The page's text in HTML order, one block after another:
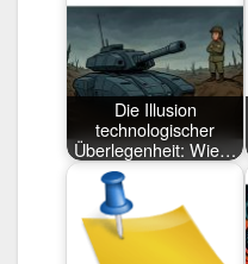
Die Illusion
technologischer
Überlegenheit: Wie…